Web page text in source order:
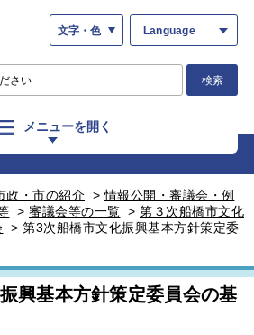
文字・色 Language
検索
メニューを開く
政・市の紹介 >情報公開・審議会・例
> 審議会等の一覧 > 第３次船橋市文化
> 第3次船橋市文化振興基本方針策定委
興基本方針策定委員会の基